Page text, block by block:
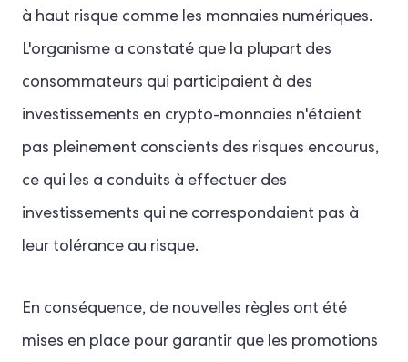
à haut risque comme les monnaies numériques.
L'organisme a constaté que la plupart des
consommateurs qui participaient à des
investissements en crypto-monnaies n'étaient
pas pleinement conscients des risques encourus,
ce qui les a conduits à effectuer des
investissements qui ne correspondaient pas à
leur tolérance au risque.
En conséquence, de nouvelles règles ont été
mises en place pour garantir que les promotions